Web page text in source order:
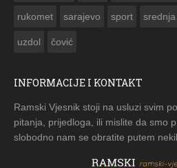
rukomet sarajevo sport
uzdol čović
INFORMACIJE I KONTAKT
Ramski Vjesnik stoji na usluzi svim
pitanja, prijedloga, ili mislite da smo
slobodno nam se obratite putem